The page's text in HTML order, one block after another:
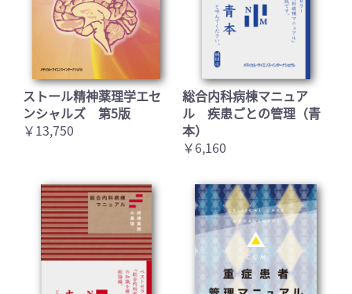
ストール精神薬理学エセ
ンシャルズ 第5版
￥13,750
総合内科病棟マニュア
ル 疾患ごとの管理（青
本）
￥6,160